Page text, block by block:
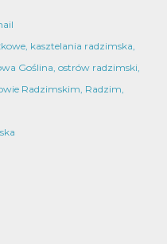
kasztelania radzimska
Goślina ostrów radzimski
Radzimskim Radzim